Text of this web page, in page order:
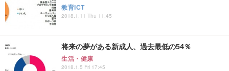
教育ICT
2018.1.11 Thu 11:45
将来の夢がある新成人、過去最低の54％
生活・健康
2018.1.5 Fri 17:45